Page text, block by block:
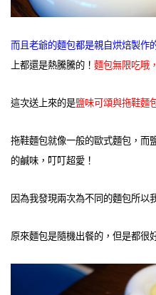
而且老爺的麵包都是親自烘焙製作
上都還是熱騰騰的！ 麵包無限吃哦
這次送上來的是鹽味可頌與拖鞋麵
拖鞋麵包就像一般的歐式麵包，而
的鹹味，叮叮超愛！
因為我發現兩次為不同的麵包所以
原來麵包是隨機出餐的，但是都很